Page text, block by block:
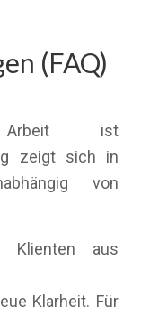
(FAQ)
Arbeit ist
zeigt sich in
von
aus
Klarheit. Für